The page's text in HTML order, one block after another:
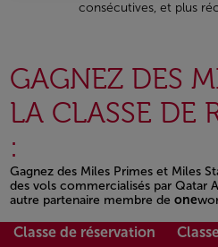
consécutives, et plus
GAGNEZ DES
LA CLASSE DE
:
Gagnez des Miles Primes et Miles
des vols commercialisés par Qatar
autre partenaire membre de one
Open in a new window
Classe de réservation